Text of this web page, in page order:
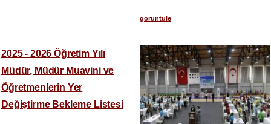
görüntüle
2025 - 2026 Öğretim Yılı
Müdür, Müdür Muavini ve
Öğretmenlerin Yer
Değiştirme Bekleme Listesi